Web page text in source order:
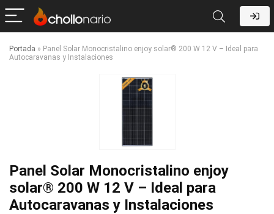
Portada » Panel Solar Monocristalino enjoy solar® 200 W 12 V – Ideal para
Autocaravanas y Instalaciones
Panel Solar Monocristalino enjoy
solar® 200 W 12 V – Ideal para
Autocaravanas y Instalaciones